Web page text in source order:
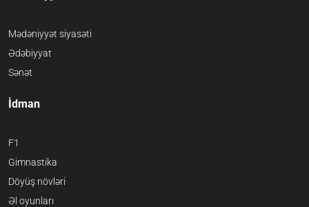
Mədəniyyət siyasəti
Ədəbiyyat
Sənət
İdman
F1
Gimnastika
Döyüş növləri
Əl oyunları